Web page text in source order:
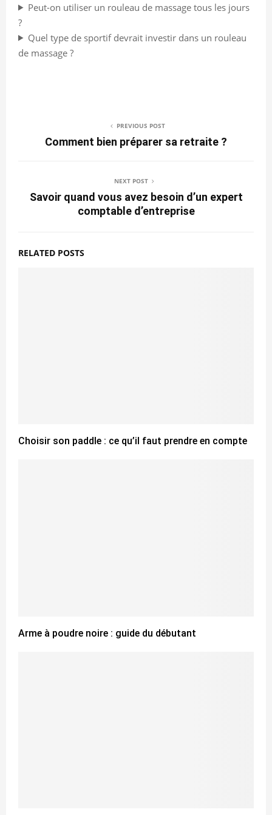
Peut-on utiliser un rouleau de massage tous les jours
?
Quel type de sportif devrait investir dans un rouleau
de massage ?
PREVIOUS POST
Comment bien préparer sa retraite ?
NEXT POST
Savoir quand vous avez besoin d’un expert
comptable d’entreprise
RELATED POSTS
Choisir son paddle : ce qu’il faut prendre en compte
Arme à poudre noire : guide du débutant